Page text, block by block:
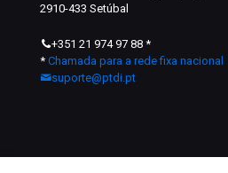
2910-433 Setúbal
+351 21 974 97 88 *
* Chamada para a rede fixa nacional
suporte@ptdi.pt